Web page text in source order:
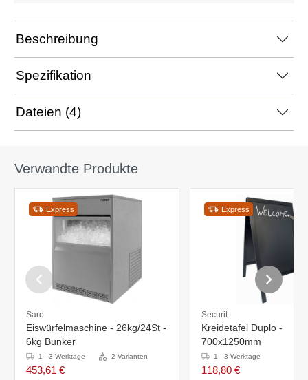
Beschreibung
Spezifikation
Dateien (4)
Verwandte Produkte
Express
Saro
Eiswürfelmaschine - 26kg/24St -
6kg Bunker
1 - 3 Werktage 2 Varianten
453,61 €
Express
Securit
Kreidetafel Duplo -
700x1250mm
1 - 3 Werktage
118,80 €